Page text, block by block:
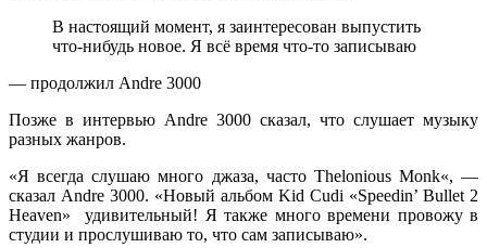
В настоящий момент, я заинтересован выпустить
что-нибудь новое. Я всё время что-то записываю
— продолжил Andre 3000
Позже в интервью Andre 3000 сказал, что слушает музыку
разных жанров.
«Я всегда слушаю много джаза, часто Thelonious Monk«, —
сказал Andre 3000. «Новый альбом Kid Cudi «Speedin’ Bullet 2
Heaven»
удивительный! Я также много времени провожу в
студии и прослушиваю то, что сам записываю».